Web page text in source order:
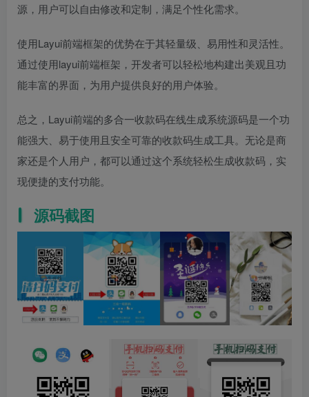
源，用户可以自由修改和定制，满足个性化需求。
使用Layui前端框架的优势在于其轻量级、易用性和灵活性。
通过使用layui前端框架，开发者可以轻松地构建出美观且功
能丰富的界面，为用户提供良好的用户体验。
总之，Layui前端的多合一收款码在线生成系统源码是一个功
能强大、易于使用且安全可靠的收款码生成工具。无论是商
家还是个人用户，都可以通过这个系统轻松生成收款码，实
现便捷的支付功能。
源码截图